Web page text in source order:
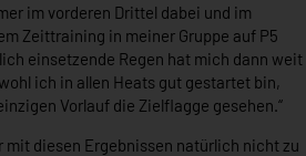
im vorderen Drittel dabei und im
Zeittraining in meiner Gruppe auf P5
einsetzende Regen hat mich dann weit
ich in allen Heats gut gestartet bin,
Vorlauf die Zielflagge gesehen.“
mit diesen Ergebnissen natürlich nicht zu